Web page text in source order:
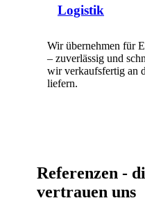
Logistik
Wir übernehmen für
– zuverlässig und
wir verkaufsfertig an
liefern.
Referenzen -
vertrauen uns